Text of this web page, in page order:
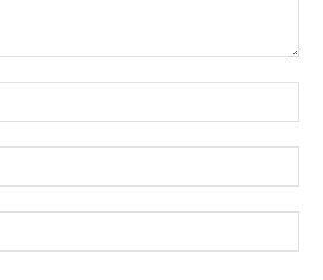
:*
:*
: